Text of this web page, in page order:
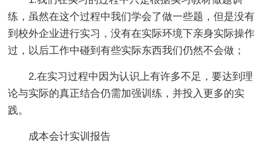
练，虽然在这个过程中我们学会了做一些题，但是没有
到校外企业进行实习，没有在实际环境下亲身实际操作
过，以后工作中碰到有些实际东西我们仍然不会做；
2.在实习过程中因为认识上有许多不足，要达到理
论与实际的真正结合仍需加强训练，并投入更多的实
践。
成本会计实训报告